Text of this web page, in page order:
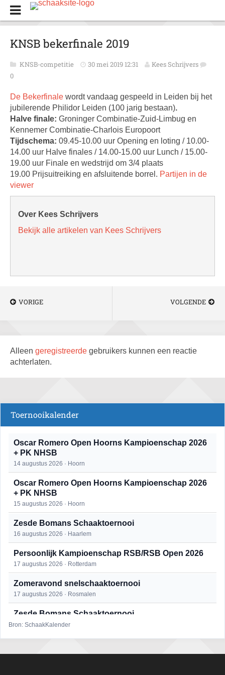
KNSB bekerfinale 2019
KNSB-competitie 30 mei 2019 12:31
Kees Schrijvers
0
De Bekerfinale wordt vandaag gespeeld in Leiden bij het
jubilerende Philidor Leiden (100 jarig bestaan).
Halve finale: Groninger Combinatie-Zuid-Limbug en
Kennemer Combinatie-Charlois Europoort
Tijdschema: 09.45-10.00 uur Opening en loting / 10.00-
14.00 uur Halve finales / 14.00-15.00 uur Lunch / 15.00-
19.00 uur Finale en wedstrijd om 3/4 plaats
19.00 Prijsuitreiking en afsluitende borrel. Partijen in de
viewer
Over Kees Schrijvers
Bekijk alle artikelen van Kees Schrijvers
VORIGE VOLGENDE
Alleen geregistreerde gebruikers kunnen een reactie
achterlaten.
Toernooikalender
Oscar Romero Open Hoorns Kampioenschap 2026
+ PK NHSB
14 augustus 2026 · Hoorn
Oscar Romero Open Hoorns Kampioenschap 2026
+ PK NHSB
15 augustus 2026 · Hoorn
Zesde Bomans Schaaktoernooi
16 augustus 2026 · Haarlem
Persoonlijk Kampioenschap RSB/RSB Open 2026
17 augustus 2026 · Rotterdam
Zomeravond snelschaaktoernooi
17 augustus 2026 · Rosmalen
Zesde Bomans Schaaktoernooi
17 augustus 2026 · Haarlem
18 augustus 2026 · Rosmalen
Bron: SchaakKalender